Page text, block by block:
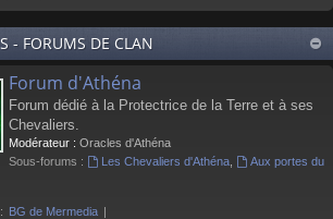
- FORUMS DE CLAN
Forum d'Athéna
Forum dédié à la Protectrice de la Terre et à ses
Chevaliers.
Modérateur : Oracles d'Athéna
Sous-forums :
Les Chevaliers d'Athéna,
Aux portes du
BG de Mermedia